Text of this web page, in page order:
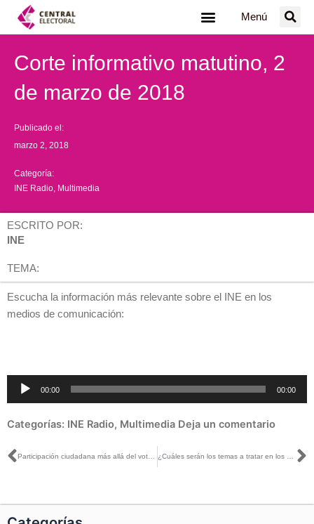
Menú
Corte informativo matutino, 2
de marzo de 2018
Publicado el:
marzo 2, 2018
Categoría:
INE Radio Multimedia
ESCRITO POR:
INE
TEMA:
Escucha la información más relevante sobre el INE en los
medios de comunicación:
Reproductor
00:00 00:00
Categorías: INE Radio, Multimedia Deja un comentario
Ant